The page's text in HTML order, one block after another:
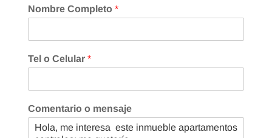
Nombre Completo *
Tel o Celular *
Comentario o mensaje